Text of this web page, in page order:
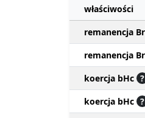
właściwości
remanencja
remanencja
koercja bHc ?
koercja bHc ?